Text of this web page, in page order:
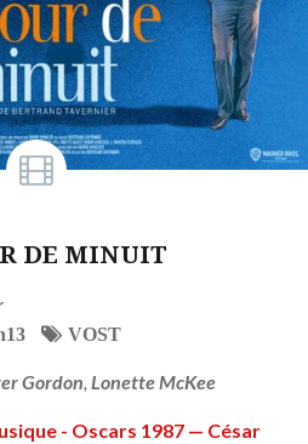
DE MINUIT
VOST
Gordon, Lonette McKee
- Oscars 1987 — César